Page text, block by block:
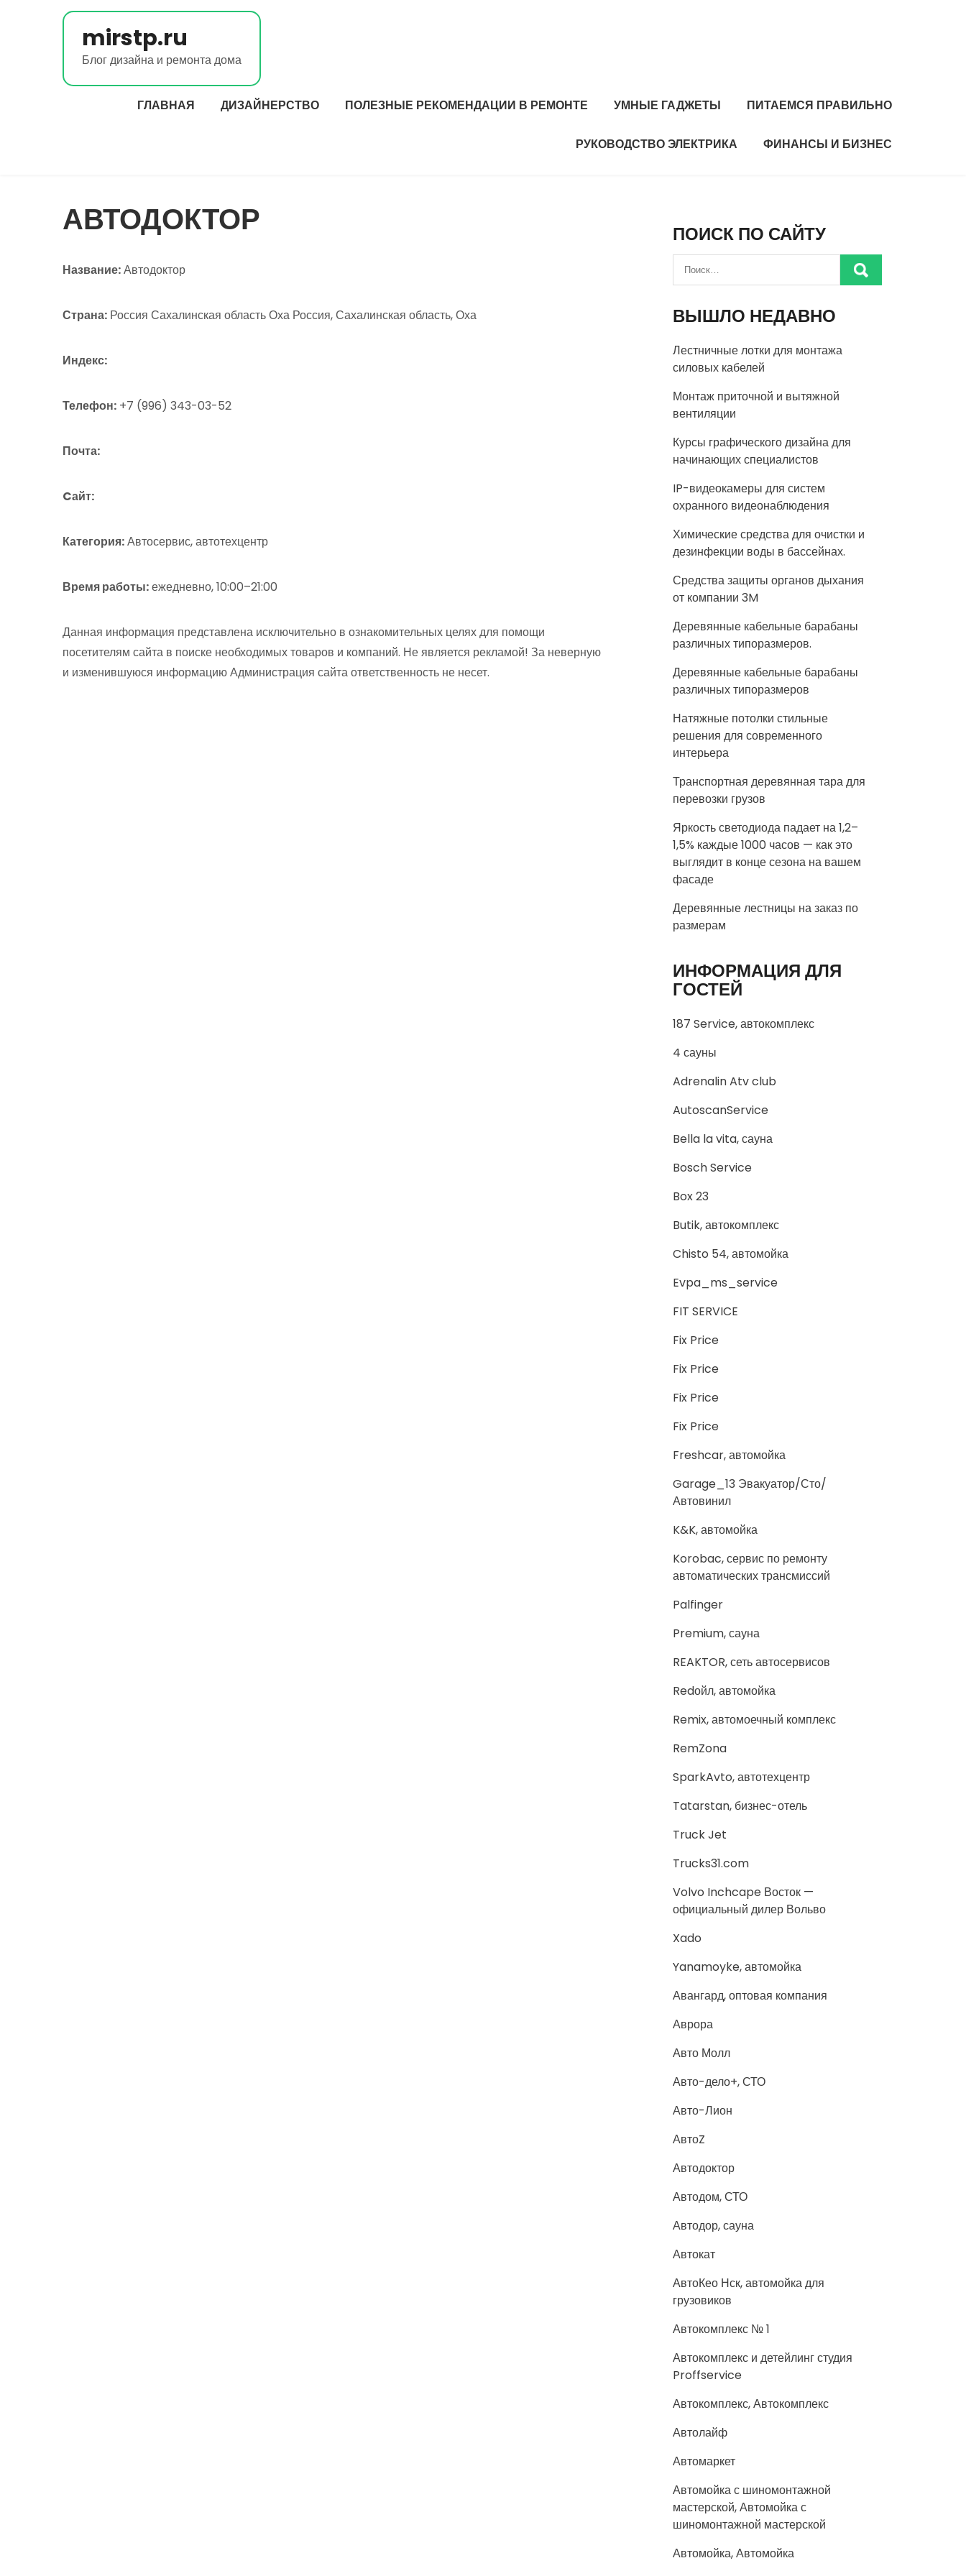
mirstp.ru
Блог дизайна и ремонта дома
ГЛАВНАЯ ДИЗАЙНЕРСТВО ПОЛЕЗНЫЕ РЕКОМЕНДАЦИИ В РЕМОНТЕ УМНЫЕ ГАДЖЕТЫ ПИТАЕМСЯ ПРАВИЛЬНО
РУКОВОДСТВО ЭЛЕКТРИКА ФИНАНСЫ И БИЗНЕС
АВТОДОКТОР
Название:Автодоктор
Страна: Россия Сахалинская область Оха Россия, Сахалинская область, Оха
Индекс:
Телефон: +7 (996) 343-03-52
Почта:
Cайт:
Категория:Автосервис, автотехцентр
Время работы:ежедневно, 10:00–21:00
Данная информация представлена исключительно в ознакомительных целях для помощи
посетителям сайта в поиске необходимых товаров и компаний. Не является рекламой! За неверную
и изменившуюся информацию Администрация сайта ответственность не несет.
ПОИСК ПО САЙТУ
ВЫШЛО НЕДАВНО
Лестничные лотки для монтажа
силовых кабелей
Монтаж приточной и вытяжной
вентиляции
Курсы графического дизайна для
начинающих специалистов
IP-видеокамеры для систем
охранного видеонаблюдения
Химические средства для очистки и
дезинфекции воды в бассейнах.
Средства защиты органов дыхания
от компании 3M
Деревянные кабельные барабаны
различных типоразмеров.
Деревянные кабельные барабаны
различных типоразмеров
Натяжные потолки стильные
решения для современного
интерьера
Транспортная деревянная тара для
перевозки грузов
Яркость светодиода падает на 1,2–
1,5% каждые 1000 часов — как это
выглядит в конце сезона на вашем
фасаде
Деревянные лестницы на заказ по
размерам
ИНФОРМАЦИЯ ДЛЯ
ГОСТЕЙ
187 Service, автокомплекс
4 сауны
Adrenalin Atv club
AutoscanService
Bella la vita, сауна
Bosch Service
Box 23
Butik, автокомплекс
Chisto 54, автомойка
Evpa_ms_service
FIT SERVICE
Fix Price
Fix Price
Fix Price
Fix Price
Freshcar, автомойка
Garage_13 Эвакуатор/Сто/
Автовинил
K&K, автомойка
Korobac, сервис по ремонту
автоматических трансмиссий
Palfinger
Premium, сауна
REAKTOR, сеть автосервисов
Redойл, автомойка
Remix, автомоечный комплекс
RemZona
SparkAvto, автотехцентр
Tatarstan, бизнес-отель
Truck Jet
Trucks31.com
Volvo Inchcape Восток —
официальный дилер Вольво
Xado
Yanamoyke, автомойка
Авангард, оптовая компания
Аврора
Авто Молл
Авто-дело+, СТО
Авто-Лион
АвтоZ
Автодоктор
Автодом, СТО
Автодор, сауна
Автокат
АвтоКео Нск, автомойка для
грузовиков
Автокомплекс № 1
Автокомплекс и детейлинг студия
Proffservice
Автокомплекс, Автокомплекс
Автолайф
Автомаркет
Автомойка с шиномонтажной
мастерской, Автомойка с
шиномонтажной мастерской
Автомойка, Автомойка